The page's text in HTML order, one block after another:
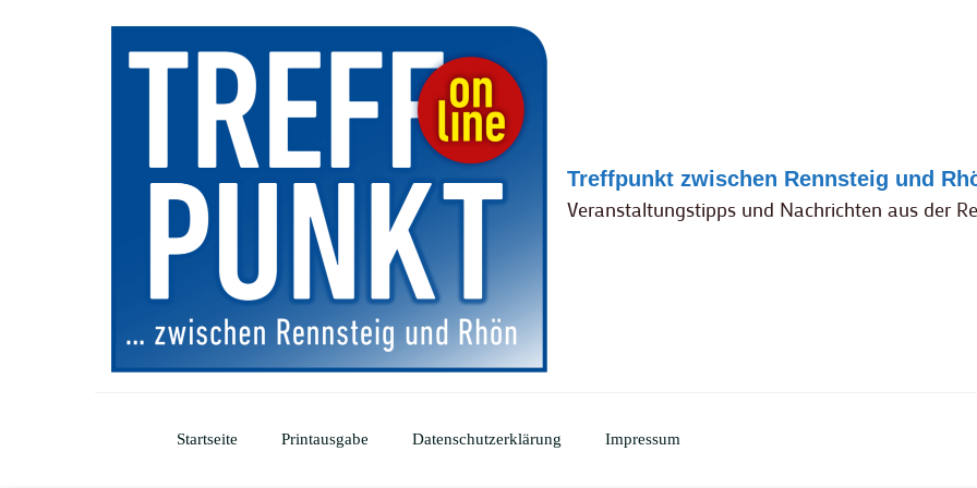
Treffpunkt zwischen Rennsteig und
Veranstaltungstipps und Nachrichten aus der
Startseite Printausgabe Datenschutzerklärung Impressum